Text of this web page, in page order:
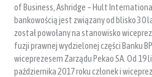
of Business, Ashridge – Hult
bankowością jest związany od blisko 30
został powołany na stanowisko
fuzji prawnej wydzielonej części Banku
wiceprezesem Zarządu Pekao SA. Od 19
października 2017 roku członek i